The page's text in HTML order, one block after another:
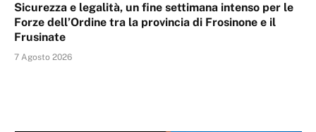
Sicurezza e legalità, un fine settimana intenso per le
Forze dell’Ordine tra la provincia di Frosinone e il
Frusinate
7 Agosto 2026